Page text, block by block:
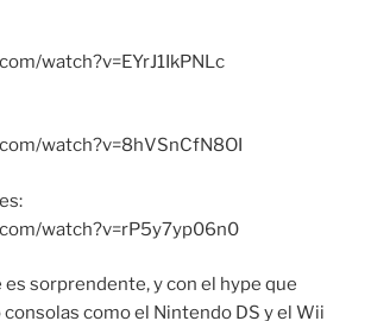
watch?v=EYrJ1IkPNLc
watch?v=8hVSnCfN8OI
watch?v=rP5y7yp06n0
sorprendente, y con el hype que
como el Nintendo DS y el Wii